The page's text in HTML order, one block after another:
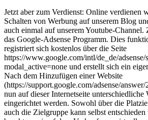
Jetzt aber zum Verdienst: Online verdienen
Schalten von Werbung auf unserem Blog
auch einmal auf unserem Youtube-
das Google-Adsense Programm. Dies
registriert sich kostenlos über die Seite
https://www.google.com/intl/de_de/adsense/
modal_active=none und erstellt sich ein
Nach dem Hinzufügen einer Website
(https://support.google.com/adsense/
nun auf dieser Internetseite unterschiedliche
eingerichtet werden. Sowohl über die
auch die Zielgruppe kann selbst